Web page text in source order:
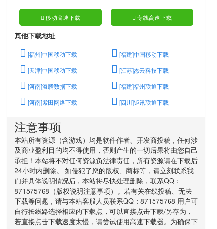
移动高速下载 专线高速下载
其他下载地址
[福州]中国移动下载
[福建]中国移动下载
[天津]中国移动下载
[江苏]杰云科技下载
[河南]海腾数据下载
[福建]福州联通下载
[河南]紫田网络下载
[四川]钜讯联通下载
注意事项
本站所有资源（含游戏）均是软件作者、开发商投稿，任何涉
及商业盈利目的均不得使用，否则产生的一切后果将由您自己
承担！本站将不对任何资源负法律责任，所有资源请在下载后
24小时内删除。 如侵犯了您的版权、商标等，请立刻联系我
们并具体说明情况后，本站将尽快处理删除，联系QQ：
871575768（版权说明注意事项）。若有关在线投稿、无法
下载等问题，请与本站客服人员联系QQ：871575768 用户可
自行按线路选择相应的下载点，可以直接点击下载/另存为，
若直接点击下载速度太慢，请尝试使用高速下载器。为确保下